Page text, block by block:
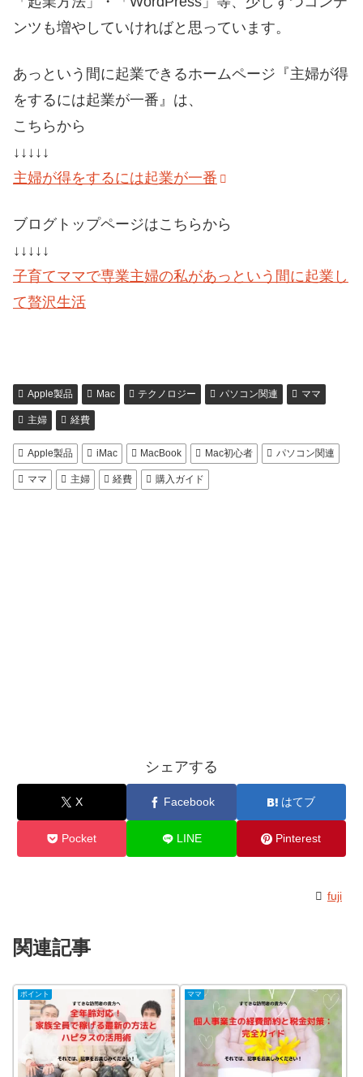
ンツも増やしていければと思っています。
あっという間に起業できるホームページ『主婦が得
をするには起業が一番』は、
こちらから
↓↓↓↓↓
主婦が得をするには起業が一番
ブログトップページはこちらから
↓↓↓↓↓
子育てママで専業主婦の私があっという間に起業し
て贅沢生活
Apple製品 Mac テクノロジー パソコン関連 ママ
主婦 経費
Apple製品 iMac MacBook Mac初心者 パソコン関連
ママ 主婦 経費 購入ガイド
シェアする
X Facebook はてブ
Pocket LINE Pinterest
fuji
関連記事
ポイント ママ